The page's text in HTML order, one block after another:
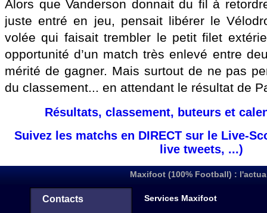
Alors que Vanderson donnait du fil à
juste entré en jeu, pensait libérer le
volée qui faisait trembler le petit filet
opportunité d’un match très enlevé entre
mérité de gagner. Mais surtout de ne pas
du classement... en attendant le résultat de
Résultats, classement, buteurs et
Suivez les matchs en DIRECT sur le Live-
live tweets, ...)
Maxifoot (100% Football) :
Contacts Services Maxifoot